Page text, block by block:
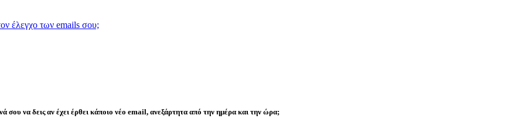
έλεγχο των emails σου;
σου να δεις αν έχει έρθει κάποιο νέο email, ανεξάρτητα από την ημέρα και την ώρα;